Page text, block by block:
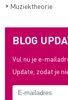
> Muziektheorie
BLOG
Vul nu je e-
Update, zodat je